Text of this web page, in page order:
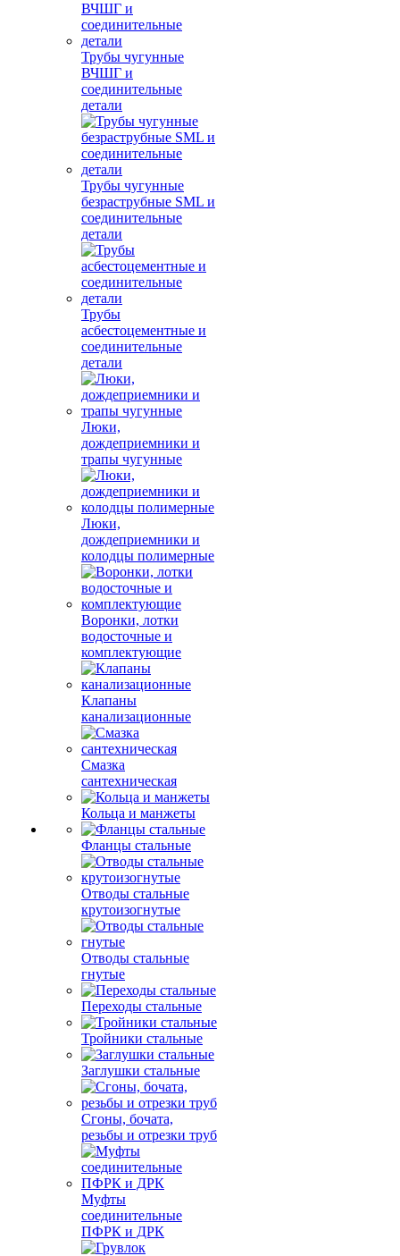
Трубы чугунные
ВЧШГ и
соединительные
детали
Трубы чугунные
безраструбные SML и
соединительные
детали
Трубы
асбестоцементные и
соединительные
детали
Люки,
дождеприемники и
трапы чугунные
Люки,
дождеприемники и
колодцы полимерные
Воронки, лотки
водосточные и
комплектующие
Клапаны
канализационные
Смазка
сантехническая
Кольца и манжеты
Фланцы стальные
Отводы стальные
крутоизогнутые
Отводы стальные
гнутые
Переходы стальные
Тройники стальные
Заглушки стальные
Сгоны, бочата,
резьбы и отрезки труб
Муфты
соединительные
ПФРК и ДРК